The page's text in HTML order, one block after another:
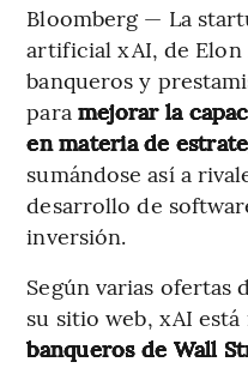
Bloomberg — La
artificial xAI, de Elon
banqueros y
para mejorar la
en materia de
sumándose así a
desarrollo de
inversión.
Según varias ofertas
su sitio web, xAI
banqueros de Wall